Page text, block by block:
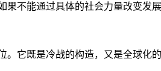
不能通过具体的社会力量改变发
它既是冷战的构造，又是全球化